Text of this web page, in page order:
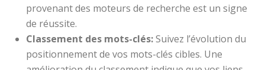
provenant des moteurs de recherche est un signe
de réussite.
Classement des mots-clés:Suivez l’évolution du
positionnement de vos mots-clés cibles. Une